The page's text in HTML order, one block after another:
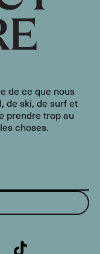
de ce que nous
de ski, de surf et
prendre trop au
choses.